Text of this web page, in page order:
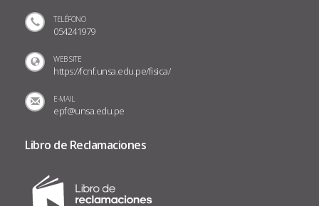
TELÉFONO
054241979
WEB SITE
https://fcnf.unsa.edu.pe/fisica/
E-MAIL
epf@unsa.edu.pe
Libro de Reclamaciones